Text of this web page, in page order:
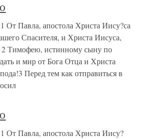
От Павла, апостола Христа Иису?са
Спасителя, и Христа Иисуса,
Тимофею, истинному сыну по
и мир от Бога Отца и Христа
Перед тем как отправиться в
От Павла, апостола Христа Иису?